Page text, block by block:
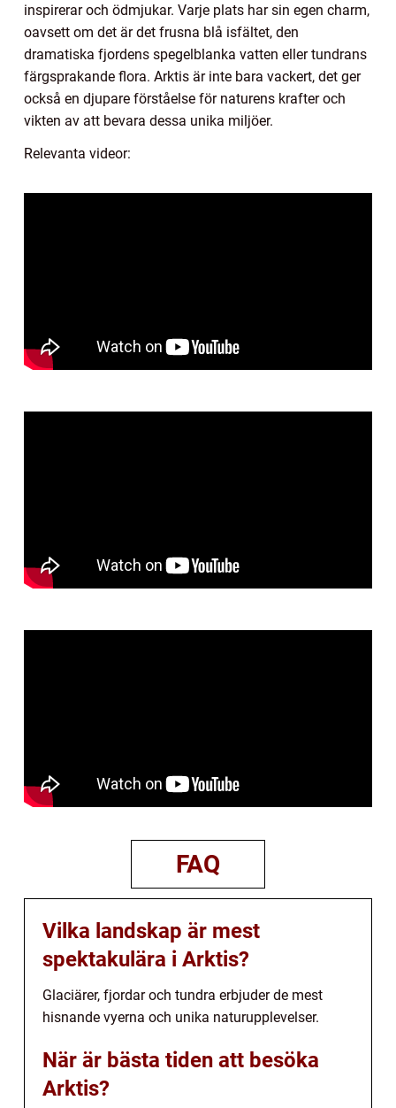
inspirerar och ödmjukar. Varje plats har sin egen charm,
oavsett om det är det frusna blå isfältet, den
dramatiska fjordens spegelblanka vatten eller tundrans
färgsprakande flora. Arktis är inte bara vackert, det ger
också en djupare förståelse för naturens krafter och
vikten av att bevara dessa unika miljöer.
Relevanta videor:
FAQ
Vilka landskap är mest
spektakulära i Arktis?
Glaciärer, fjordar och tundra erbjuder de mest
hisnande vyerna och unika naturupplevelser.
När är bästa tiden att besöka
Arktis?